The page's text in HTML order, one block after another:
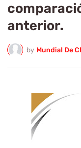
anterior.
by Mundial De